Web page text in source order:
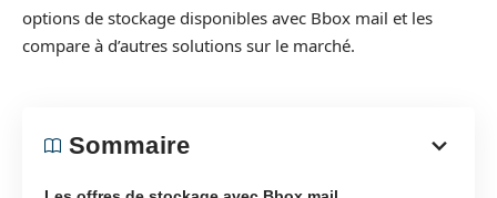
options de stockage disponibles avec Bbox mail et les
compare à d’autres solutions sur le marché.
Sommaire